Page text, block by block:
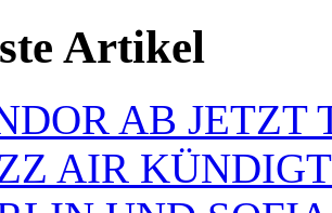
Artikel
AB
AIR